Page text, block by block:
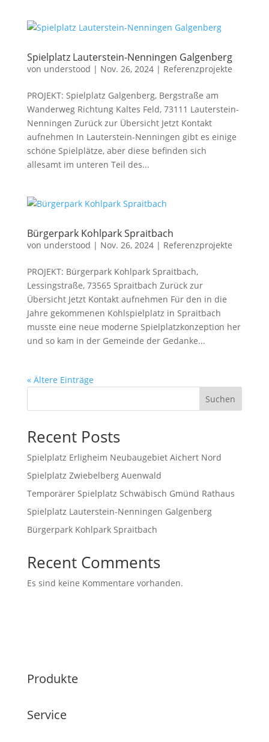
Spielplatz Lauterstein-Nenningen Galgenberg
von understood | Nov. 26, 2024| Referenzprojekte
PROJEKT: Spielplatz Galgenberg, Bergstraße am
Wanderweg Richtung Kaltes Feld, 73111 Lauterstein-
Nenningen Zurück zur Übersicht Jetzt Kontakt
aufnehmen In Lauterstein-Nenningen gibt es einige
schöne Spielplätze, aber diese befinden sich
allesamt im unteren Teil des...
Bürgerpark Kohlpark Spraitbach
von understood | Nov. 26, 2024| Referenzprojekte
PROJEKT: Bürgerpark Kohlpark Spraitbach,
Lessingstraße, 73565 Spraitbach Zurück zur
Übersicht Jetzt Kontakt aufnehmen Für den in die
Jahre gekommenen Kohlspielplatz in Spraitbach
musste eine neue moderne Spielplatzkonzeption her
und so kam in der Gemeinde der Gedanke...
« Ältere Einträge
Suchen
Recent Posts
Spielplatz Erligheim Neubaugebiet Aichert Nord
Spielplatz Zwiebelberg Auenwald
Temporärer Spielplatz Schwäbisch Gmünd Rathaus
Spielplatz Lauterstein-Nenningen Galgenberg
Bürgerpark Kohlpark Spraitbach
Recent Comments
Es sind keine Kommentare vorhanden.
Produkte
Service